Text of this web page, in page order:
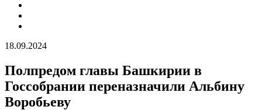
18.09.2024
Полпредом главы Башкирии в
Госсобрании переназначили Альбину
Воробьеву